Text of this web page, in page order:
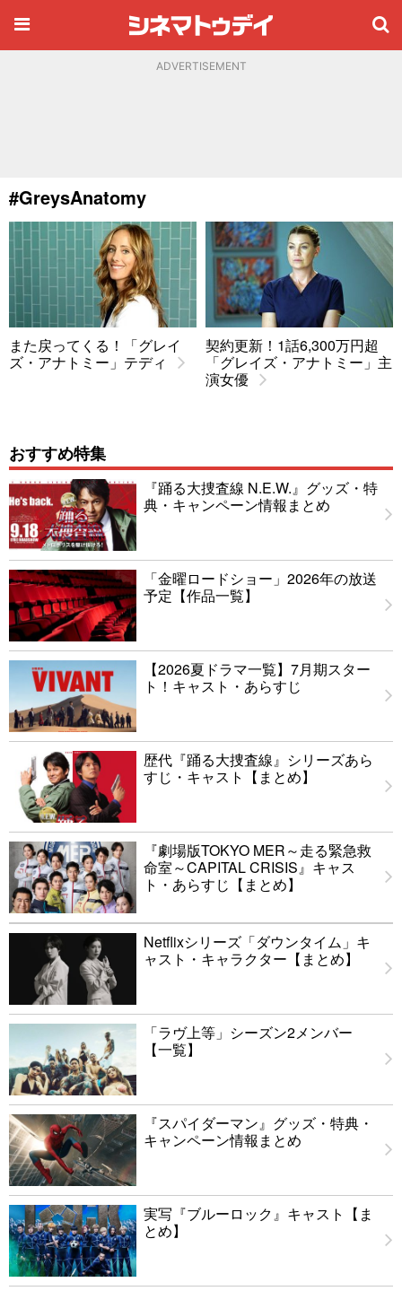
ADVERTISEMENT
#GreysAnatomy
また戻ってくる！「グレイ
ズ・アナトミー」テディ
契約更新！1話6,300万円超
「グレイズ・アナトミー」主
演女優
おすすめ特集
『踊る大捜査線 N.E.W.』グッズ・特
典・キャンペーン情報まとめ
「金曜ロードショー」2026年の放送
予定【作品一覧】
【2026夏ドラマ一覧】7月期スター
ト！キャスト・あらすじ
歴代『踊る大捜査線』シリーズあら
すじ・キャスト【まとめ】
『劇場版TOKYO MER～走る緊急救
命室～CAPITAL CRISIS』キャス
ト・あらすじ【まとめ】
Netflixシリーズ「ダウンタイム」キ
ャスト・キャラクター【まとめ】
「ラヴ上等」シーズン2メンバー
【一覧】
『スパイダーマン』グッズ・特典・
キャンペーン情報まとめ
実写『ブルーロック』キャスト【ま
とめ】